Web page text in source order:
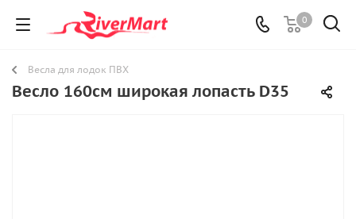
0
Весла для лодок ПВХ
Весло 160см широкая лопасть D35